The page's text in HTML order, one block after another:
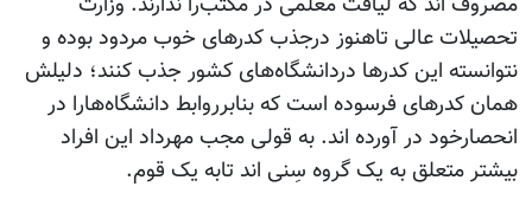
تحصیلات عالی تاهنوز درجذب کدرهای خوب مردود بوده و
نتوانسته این کدرها دردانشگاه‌های کشور جذب کنند؛ دلیلش
همان کدرهای فرسوده است که بنابرروابط دانشگاه‌هارا در
انحصارخود در آ‌ورده اند. به قولی مجب مهرداد این افراد
بیشتر متعلق به یک گروه سِنی اند تابه یک قوم.